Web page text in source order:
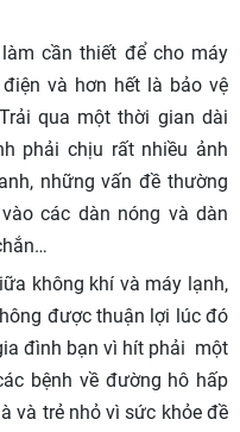
cần thiết để cho máy
và hơn hết là bảo vệ
qua một thời gian dài
phải chịu rất nhiều ảnh
những vấn đề thường
các dàn nóng và dàn
không khí và máy lạnh,
được thuận lợi lúc đó
đình bạn vì hít phải một
bệnh về đường hô hấp
và trẻ nhỏ vì sức khỏe đề